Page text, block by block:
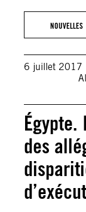
NOUVELLES
6 juillet 2017
des